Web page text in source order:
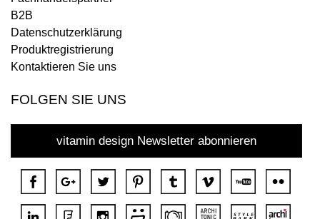
B2B
Datenschutzerklärung
Produktregistrierung
Kontaktieren Sie uns
FOLGEN SIE UNS
vitamin design Newsletter abonnieren